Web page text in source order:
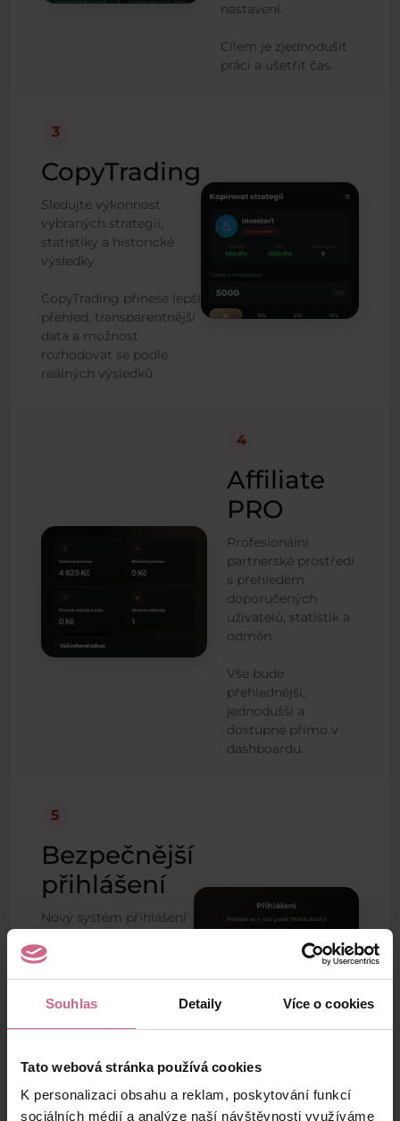
Souhlas Detaily Více o cookies
Tato webová stránka používá cookies
K personalizaci obsahu a reklam, poskytování funkcí
sociálních médií a analýze naší návštěvnosti využíváme
nastavení.
Cílem je zjednodušit
práci a ušetřit čas.
3
CopyTrading
Sledujte výkonnost
vybraných strategií,
statistiky a historické
výsledky.
CopyTrading přinese lepší
přehled, transparentnější
data a možnost
rozhodovat se podle
reálných výsledků.
4
Affiliate
PRO
Profesionální
partnerské prostředí
s přehledem
doporučených
uživatelů, statistik a
odměn.
Vše bude
přehlednější,
jednodušší a
dostupné přímo v
dashboardu.
5
Bezpečnější
přihlášení
Nový systém přihlášení
důrazem na vyšší
prostředků.
má být pohodlný a
zároveň bezpečnější
proti neoprávněnému